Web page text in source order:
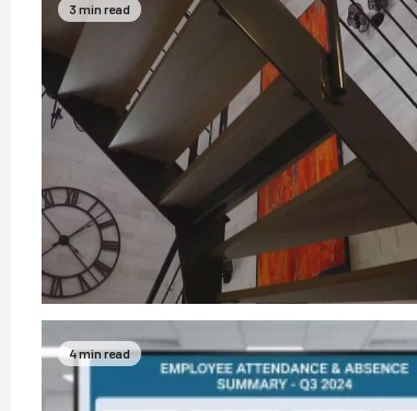
3 min read
4 min read
2 min read 3 min read